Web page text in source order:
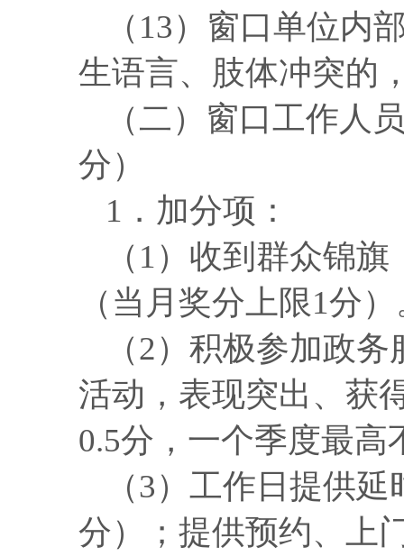
（ 13）窗口单位内
生语言、肢体冲突的
（二） 窗口工作人
分）
1．加分项：
（ 1）收到群众锦旗
（当月奖分上限1分
（2）积极参加政务
活动，表现突出、获
0.5分，一个季度最高
（3）工作日提供延
分）；提供预约、上